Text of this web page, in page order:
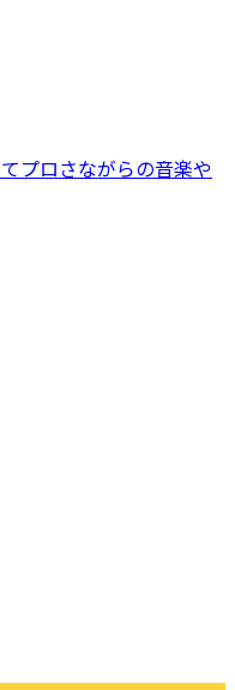
プロさながらの音楽や